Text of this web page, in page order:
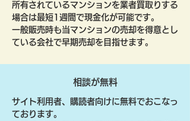
所有されているマンションを業者買取りする
場合は最短1週間で現金化が可能です。
一般販売時も当マンションの売却を得意とし
ている会社で早期売却を目指せます。
相談が無料
サイト利用者、購読者向けに無料でおこなっ
ております。